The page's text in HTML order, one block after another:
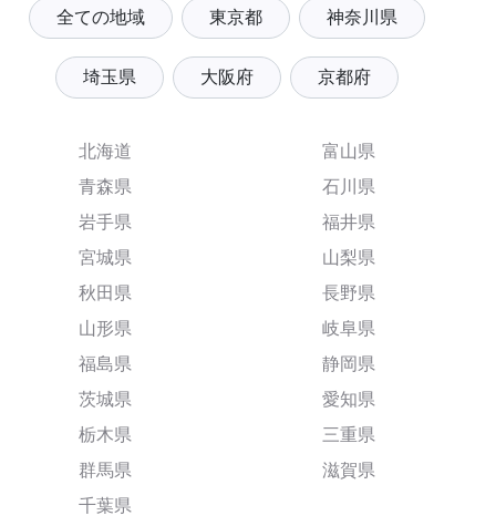
全ての地域 東京都 神奈川県
埼玉県 大阪府 京都府
北海道
青森県
岩手県
宮城県
秋田県
山形県
福島県
茨城県
栃木県
群馬県
千葉県
富山県
石川県
福井県
山梨県
長野県
岐阜県
静岡県
愛知県
三重県
滋賀県